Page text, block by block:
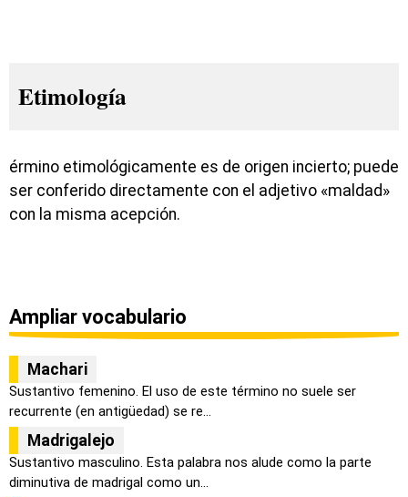
Etimología
érmino etimológicamente es de origen incierto; puede
ser conferido directamente con el adjetivo «maldad»
con la misma acepción.
Ampliar vocabulario
Machari
Sustantivo femenino. El uso de este término no suele ser
recurrente (en antigüedad) se re...
Madrigalejo
Sustantivo masculino. Esta palabra nos alude como la parte
diminutiva de madrigal como un...